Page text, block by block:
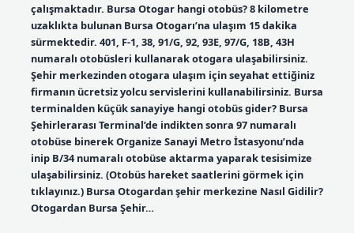
çalışmaktadır. Bursa Otogar hangi otobüs? 8 kilometre
uzaklıkta bulunan Bursa Otogarı’na ulaşım 15 dakika
sürmektedir. 401, F-1, 38, 91/G, 92, 93E, 97/G, 18B, 43H
numaralı otobüsleri kullanarak otogara ulaşabilirsiniz.
Şehir merkezinden otogara ulaşım için seyahat ettiğiniz
firmanın ücretsiz yolcu servislerini kullanabilirsiniz. Bursa
terminalden küçük sanayiye hangi otobüs gider? Bursa
Şehirlerarası Terminal’de indikten sonra 97 numaralı
otobüse binerek Organize Sanayi Metro İstasyonu’nda
inip B/34 numaralı otobüse aktarma yaparak tesisimize
ulaşabilirsiniz. (Otobüs hareket saatlerini görmek için
tıklayınız.) Bursa Otogardan şehir merkezine Nasıl Gidilir?
Otogardan Bursa Şehir…